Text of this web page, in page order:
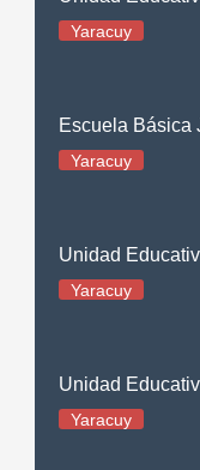
Yaracuy
Escuela Básica
Yaracuy
Unidad
Yaracuy
Unidad
Yaracuy